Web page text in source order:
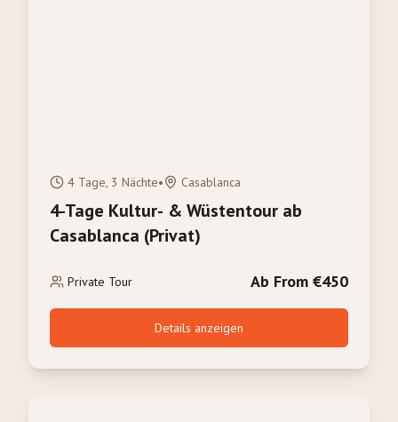
4 Tage, 3 Nächte• Casablanca
4-Tage Kultur- & Wüstentour ab
Casablanca (Privat)
Private Tour Ab From €450
Details anzeigen